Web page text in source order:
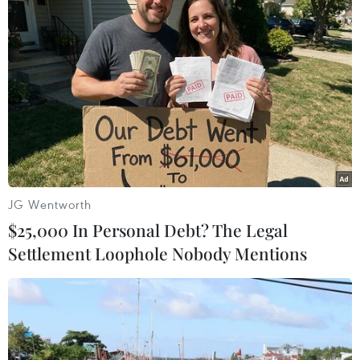
TIN LIÊN QUAN
Kế hoạch IPO của Tập đoàn bia AB InBev
JG Wentworth
$25,000 In Personal Debt? The Legal
Settlement Loophole Nobody Mentions